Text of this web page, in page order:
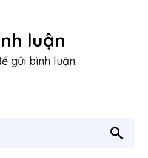
luận
gửi bình luận.